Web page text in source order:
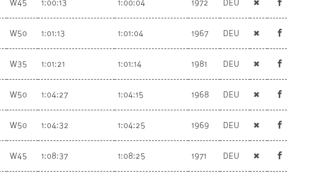
W45 1:00:13 1:00:04 1972 DEU ✖
W50 1:01:13 1:01:04 1967 DEU ✖
W35 1:01:21 1:01:14 1981 DEU ✖
W50 1:04:27 1:04:15 1968 DEU ✖
W50 1:04:32 1:04:25 1969 DEU ✖
W45 1:08:37 1:08:25 1971 DEU ✖